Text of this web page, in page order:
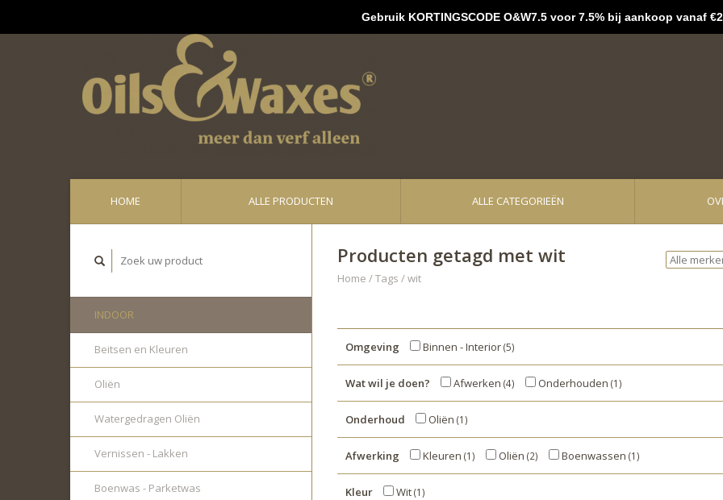
HOME ALLE PRODUCTEN ALLE CATEGORIEËN
INDOOR
Beitsen en Kleuren
Oliën
Watergedragen Oliën
Vernissen - Lakken
Boenwas - Parketwas
Producten getagd met wit
Home /Tags /wit
Omgeving Binnen - Interior(5)
Wat wil je doen? Afwerken (4) Onderhouden (1)
Onderhoud Oliën (1)
Afwerking Kleuren (1) Oliën (2) Boenwassen (1)
Kleur Wit(1)
Gebruik KORTINGSCODE O&W7.5 voor 7.5% bij aankoop vanaf